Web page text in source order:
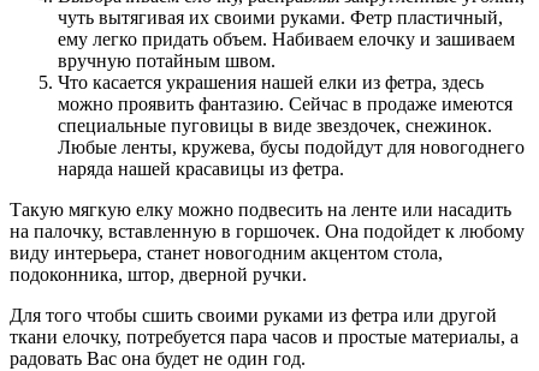
чуть вытягивая их своими руками. Фетр пластичный,
ему легко придать объем. Набиваем елочку и зашиваем
вручную потайным швом.
Что касается украшения нашей елки из фетра, здесь
можно проявить фантазию. Сейчас в продаже имеются
специальные пуговицы в виде звездочек, снежинок.
Любые ленты, кружева, бусы подойдут для новогоднего
наряда нашей красавицы из фетра.
Такую мягкую елку можно подвесить на ленте или насадить
на палочку, вставленную в горшочек. Она подойдет к любому
виду интерьера, станет новогодним акцентом стола,
подоконника, штор, дверной ручки.
Для того чтобы сшить своими руками из фетра или другой
ткани елочку, потребуется пара часов и простые материалы, а
радовать Вас она будет не один год.